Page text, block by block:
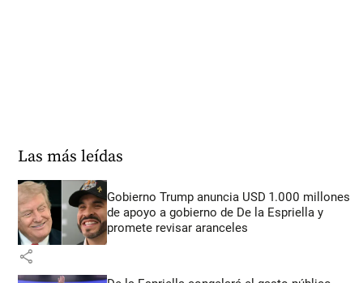
Las más leídas
Gobierno Trump anuncia USD 1.000 millones
de apoyo a gobierno de De la Espriella y
promete revisar aranceles
share